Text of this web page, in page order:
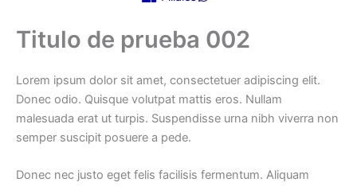
Titulo de prueba 002
Lorem ipsum dolor sit amet, consectetuer adipiscing elit.
Donec odio. Quisque volutpat mattis eros. Nullam
malesuada erat ut turpis. Suspendisse urna nibh viverra non
semper suscipit posuere a pede.
Donec nec justo eget felis facilisis fermentum. Aliquam